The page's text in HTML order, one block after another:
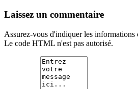
Laissez un commentaire
Assurez-vous d'indiquer les
Le code HTML n'est pas autorisé.